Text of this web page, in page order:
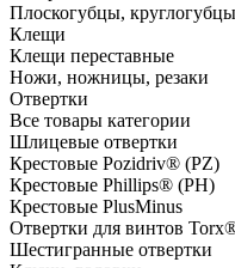
Плоскогубцы,
Клещи
Клещи переставные
Ножи, ножницы, резаки
Отвертки
Все товары категории
Шлицевые отвертки
Крестовые Pozidriv® (PZ)
Крестовые Phillips® (PH)
Крестовые PlusMinus
Отвертки для винтов
Шестигранные отвертки